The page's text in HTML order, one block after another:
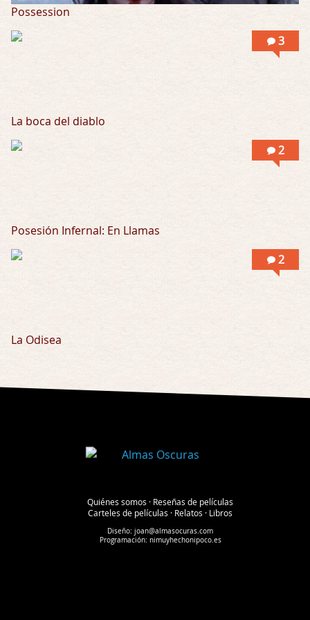
Possession
3
La boca del diablo
2
Posesión Infernal: En Llamas
2
La Odisea
Quiénes somos · Reseñas de películas
Carteles de películas · Relatos · Libros
Diseño:joan@almasocuras.com
Programación: nimuyhechonipoco.es